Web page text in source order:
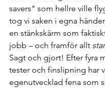
savers" som hellre ville
tog vi saken i egna
en stänkskärm som
jobb – och framför allt
Sagt och gjort! Efter fyra
tester och finslipning har
egenutvecklad fena som